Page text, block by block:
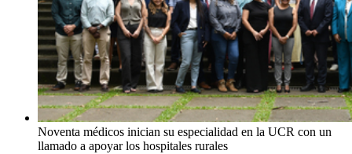
Noventa médicos inician su especialidad en la UCR con un
llamado a apoyar los hospitales rurales